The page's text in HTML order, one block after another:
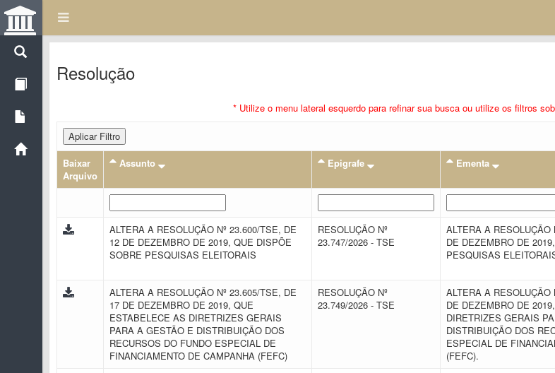
Resolução
* Utilize o menu lateral esquerdo para refinar sua busca ou utilize os filtros
Aplicar Filtro
Baixar
Arquivo
Assunto Epigrafe Ementa
ALTERA A RESOLUÇÃO Nº 23.600/TSE, DE
12 DE DEZEMBRO DE 2019, QUE DISPÕE
SOBRE PESQUISAS ELEITORAIS
RESOLUÇÃO Nº
23.747/2026 - TSE
ALTERA A RESOLUÇÃO
DE DEZEMBRO DE
PESQUISAS
ALTERA A RESOLUÇÃO Nº 23.605/TSE, DE
17 DE DEZEMBRO DE 2019, QUE
ESTABELECE AS DIRETRIZES GERAIS
PARA A GESTÃO E DISTRIBUIÇÃO DOS
RECURSOS DO FUNDO ESPECIAL DE
FINANCIAMENTO DE CAMPANHA (FEFC)
RESOLUÇÃO Nº
23.749/2026 - TSE
ALTERA A RESOLUÇÃO
DE DEZEMBRO DE
DIRETRIZES GERAIS
DISTRIBUIÇÃO DOS
ESPECIAL DE
(FEFC).